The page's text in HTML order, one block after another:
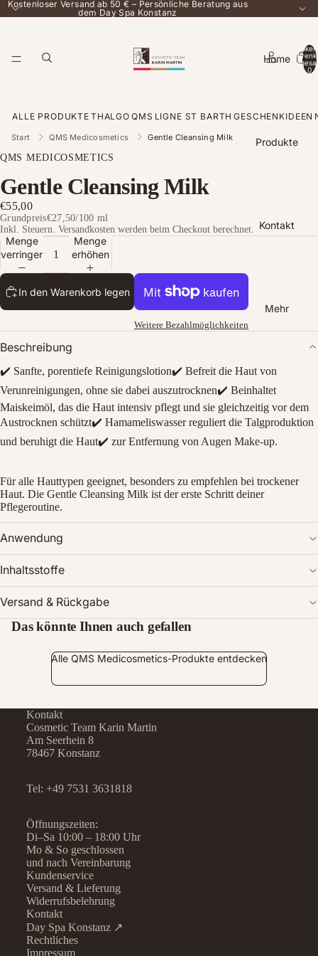
Kostenloser Versand ab 50 € – Persönliche Beratung aus
dem Day Spa Konstanz
Home
Produkte
Kontakt
Mehr
Artikel
0
ALLE PRODUKTE THALGO QMS LIGNE ST BARTH GESCHENKIDEEN
Start QMS Medicosmetics Gentle Cleansing Milk
im
Vollbildmodus
öffnen
QMS MEDICOSMETICS
Gentle Cleansing Milk
€55,00
Grundpreis€27,50/100 ml
Inkl. Steuern. Versandkosten werden beim Checkout berechnet.
Menge
verringern
Menge
erhöhen
In den Warenkorb legen
Weitere Bezahlmöglichkeiten
Beschreibung
✔️ Sanfte, porentiefe Reinigungslotion✔️ Befreit die Haut von
Verunreinigungen, ohne sie dabei auszutrocknen✔️ Beinhaltet
Maiskeimöl, das die Haut intensiv pflegt und sie gleichzeitig vor dem
Austrocknen schützt✔️ Hamameliswasser reguliert die Talgproduktion
und beruhigt die Haut✔️ zur Entfernung von Augen Make-up.
Für alle Hauttypen geeignet, besonders zu empfehlen bei trockener
Haut. Die Gentle Cleansing Milk ist der erste Schritt deiner
Pflegeroutine.
Anwendung
Inhaltsstoffe
Versand & Rückgabe
Das könnte Ihnen auch gefallen
Alle QMS Medicosmetics-Produkte entdecken
Kontakt
Cosmetic Team Karin Martin
Am Seerhein 8
78467 Konstanz
Tel: +49 7531 3631818
Öffnungszeiten:
Di–Sa 10:00 – 18:00 Uhr
Mo & So geschlossen
und nach Vereinbarung
Kundenservice
Versand & Lieferung
Widerrufsbelehrung
Kontakt
Day Spa Konstanz ↗
Rechtliches
Impressum
Datenschutzerklärung